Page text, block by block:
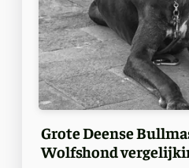
Grote Deense
Wolfshond